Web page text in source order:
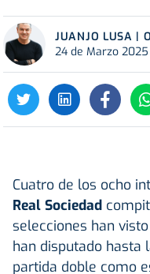
JUANJO LUSA |
24 de Marzo 2025
Cuatro de los ocho
Real Sociedad
selecciones han
han disputado hasta
partida doble como